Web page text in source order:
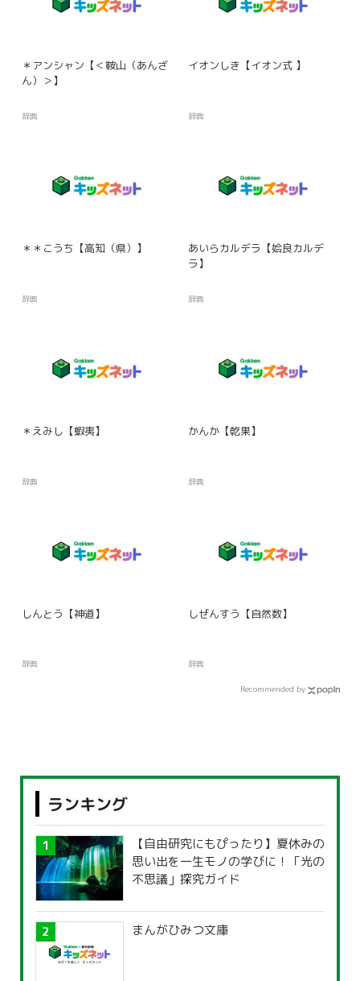
＊アンシャン【＜鞍山（あんざ
ん）＞】
辞典
イオンしき【イオン式 】
辞典
＊＊こうち【高知（県）】
辞典
あいらカルデラ【姶良カルデ
ラ】
辞典
＊えみし【蝦夷】
辞典
かんか【乾果】
辞典
しんとう【神道】
辞典
しぜんすう【自然数】
辞典
Recommended by
ランキング
【自由研究にもぴったり】夏休みの
思い出を一生モノの学びに！「光の
不思議」探究ガイド
まんがひみつ文庫